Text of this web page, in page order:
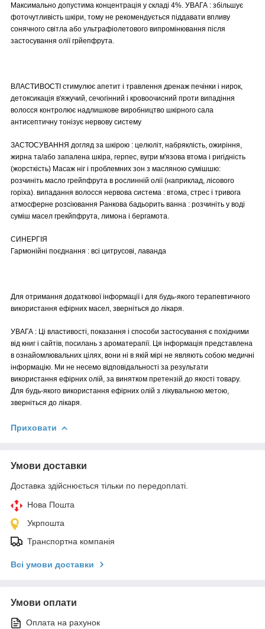
Максимально допустима концентрація у складі 4%. УВАГА : збільшує
фоточутливість шкіри, тому не рекомендується піддавати впливу
сонячного світла або ультрафіолетового випромінювання після
застосування олії грйепфрута.
ВЛАСТИВОСТІ стимулює апетит і травлення дренаж печінки і нирок,
детоксикація в'яжучий, сечогінний і кровоочисний проти випадіння
волосся контролює надлишкове виробництво шкірного сала
антисептичну тонізує нервову систему
ЗАСТОСУВАННЯ догляд за шкірою : целюліт, набряклість, ожиріння,
жирна та/або запалена шкіра, герпес, вугри м'язова втома і ригідність
(жорсткість) Масаж ніг і проблемних зон з масляною сумішшю:
розчиніть масло грейпфрута в рослинній олії (наприклад, лісового
горіха). випадання волосся нервова система : втома, стрес і тривога
атмосферне розсіювання Ранкова бадьорить ванна : розчиніть у воді
суміш масел грекйпфрута, лимона і бергамота.
СИНЕРГІЯ
Гармонійні поєднання : всі цитрусові, лаванда
Для отримання додаткової інформації і для будь-якого терапевтичного
використання ефірних масел, зверніться до лікаря.
УВАГА : Ці властивості, показання і способи застосування є похідними
від книг і сайтів, посилань з ароматерапії. Ця інформація представлена
в ознайомлювальних цілях, вони ні в якій мірі не являють собою медичні
інформацію. Ми не несемо відповідальності за результати
використання ефірних олій, за винятком претензій до якості товару.
Для будь-якого використання ефірних олій з лікувальною метою,
зверніться до лікаря.
Приховати
Умови доставки
Доставка здійснюється тільки по передоплаті.
Нова Пошта
Укрпошта
Транспортна компанія
Всі умови доставки
Умови оплати
Оплата на рахунок